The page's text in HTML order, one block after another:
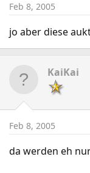
Feb 8, 2005
jo aber diese
KaiKai
Feb 8, 2005
da werden eh